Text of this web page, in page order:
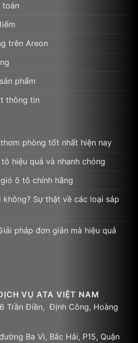
toán
trên Areon
phẩm
thông tin
phòng tốt nhất hiện nay
hiệu quả và nhanh chóng
ô tô chính hãng
không? Sự thật về các loại sáp
pháp đơn giản mà hiệu quả
VỤ ATA VIỆT NAM
Trần Điền, Định Công, Hoàng
Ba Vì, Bắc Hải, P15, Quận